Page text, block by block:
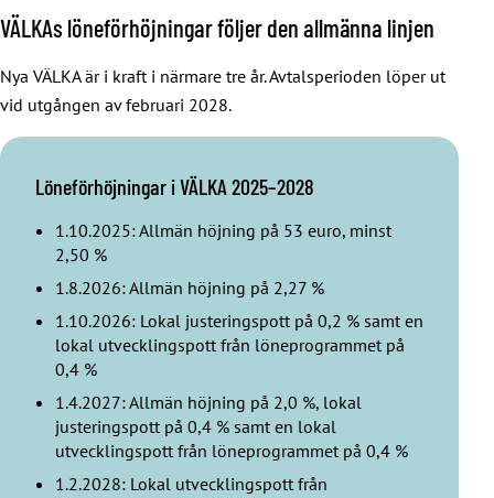
VÄLKAs löneförhöjningar följer den allmänna linjen
Nya VÄLKA är i kraft i närmare tre år. Avtalsperioden löper ut
vid utgången av februari 2028.
Löneförhöjningar i VÄLKA 2025–2028
1.10.2025: Allmän höjning på 53 euro, minst
2,50 %
1.8.2026: Allmän höjning på 2,27 %
1.10.2026: Lokal justeringspott på 0,2 % samt en
lokal utvecklingspott från löneprogrammet på
0,4 %
1.4.2027: Allmän höjning på 2,0 %, lokal
justeringspott på 0,4 % samt en lokal
utvecklingspott från löneprogrammet på 0,4 %
1.2.2028: Lokal utvecklingspott från